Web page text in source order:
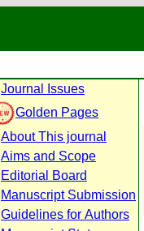
Journal Issues
Golden Pages
About This journal
Aims and Scope
Editorial Board
Manuscript Submission
Guidelines for Authors